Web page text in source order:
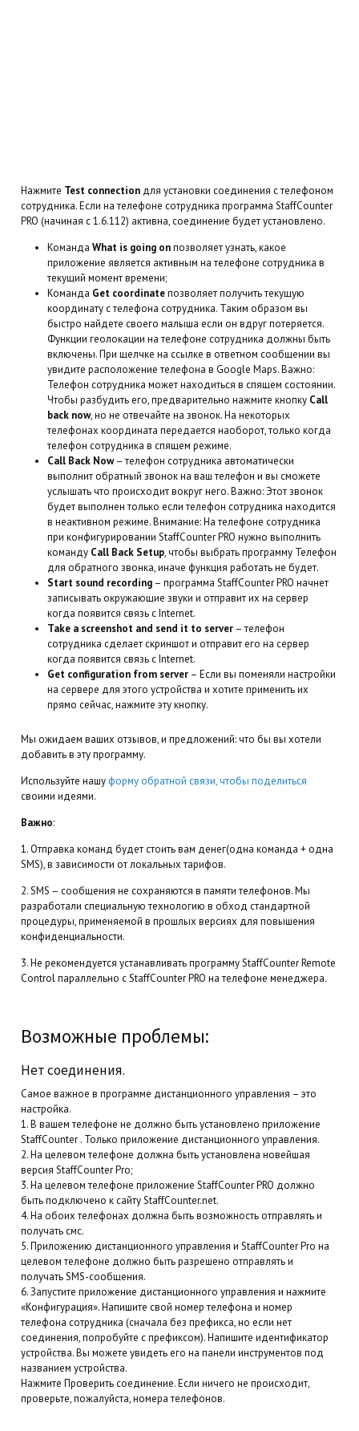
Нажмите Test connection для установки соединения с телефоном
сотрудника. Если на телефоне сотрудника программа StaffCounter
PRO (начиная с 1.6.112) активна, соединение будет установлено.
Команда What is going onпозволяет узнать, какое
приложение является активным на телефоне сотрудника в
текущий момент времени;
Команда Get coordinateпозволяет получить текущую
координату с телефона сотрудника. Таким образом вы
быстро найдете своего малыша если он вдруг потеряется.
Функции геолокации на телефоне сотрудника должны быть
включены. При щелчке на ссылке в ответном сообщении вы
увидите расположение телефона в Google Maps. Важно:
Телефон сотрудника может находиться в спящем состоянии.
Чтобы разбудить его, предварительно нажмите кнопку Call
back now, но не отвечайте на звонок. На некоторых
телефонах координата передается наоборот, только когда
телефон сотрудника в спящем режиме.
Call Back Now– телефон сотрудника автоматически
выполнит обратный звонок на ваш телефон и вы сможете
услышать что происходит вокруг него. Важно: Этот звонок
будет выполнен только если телефон сотрудника находится
в неактивном режиме. Внимание: На телефоне сотрудника
при конфигурировании StaffCounter PRO нужно выполнить
команду Call Back Setup, чтобы выбрать программу Телефон
для обратного звонка, иначе функция работать не будет.
Start sound recording– программа StaffCounter PRO начнет
записывать окружающие звуки и отправит их на сервер
когда появится связь с Internet.
Take a screenshot and send it to server– телефон
сотрудника сделает скриншот и отправит его на сервер
когда появится связь с Internet.
Get configuration from server– Если вы поменяли настройки
на сервере для этого устройства и хотите применить их
прямо сейчас, нажмите эту кнопку.
Мы ожидаем ваших отзывов, и предложений: что бы вы хотели
добавить в эту программу.
Используйте нашу форму обратной связи, чтобы поделиться
своими идеями.
Важно:
1. Отправка команд будет стоить вам денег(одна команда + одна
SMS), в зависимости от локальных тарифов.
2. SMS – сообщения не сохраняются в памяти телефонов. Мы
разработали специальную технологию в обход стандартной
процедуры, применяемой в прошлых версиях для повышения
конфиденциальности.
3. Не рекомендуется устанавливать программу StaffCounter Remote
Сontrol параллельно с StaffCounter PRO на телефоне менеджера.
Возможные проблемы:
Нет соединения.
Самое важное в программе дистанционного управления – это
настройка.
1. В вашем телефоне не должно быть установлено приложение
StaffCounter . Только приложение дистанционного управления.
2. На целевом телефоне должна быть установлена новейшая
версия StaffCounter Pro;
3. На целевом телефоне приложение StaffCounter PRO должно
быть подключено к сайту StaffCounter.net.
4. На обоих телефонах должна быть возможность отправлять и
получать смс.
5. Приложению дистанционного управления и StaffCounter Pro на
целевом телефоне должно быть разрешено отправлять и
получать SMS-сообщения.
6. Запустите приложение дистанционного управления и нажмите
«Конфигурация». Напишите свой номер телефона и номер
телефона сотрудника (сначала без префикса, но если нет
соединения, попробуйте с префиксом). Напишите идентификатор
устройства. Вы можете увидеть его на панели инструментов под
названием устройства.
Нажмите Проверить соединение. Если ничего не происходит,
проверьте, пожалуйста, номера телефонов.